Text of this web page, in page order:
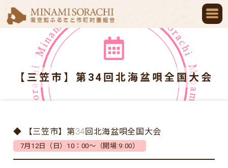
【三笠市】第34回北海盆唄全国大会
◆ 【三笠市】第34回北海盆唄全国大会
7月12日（日）10：00～（開場:9:00）